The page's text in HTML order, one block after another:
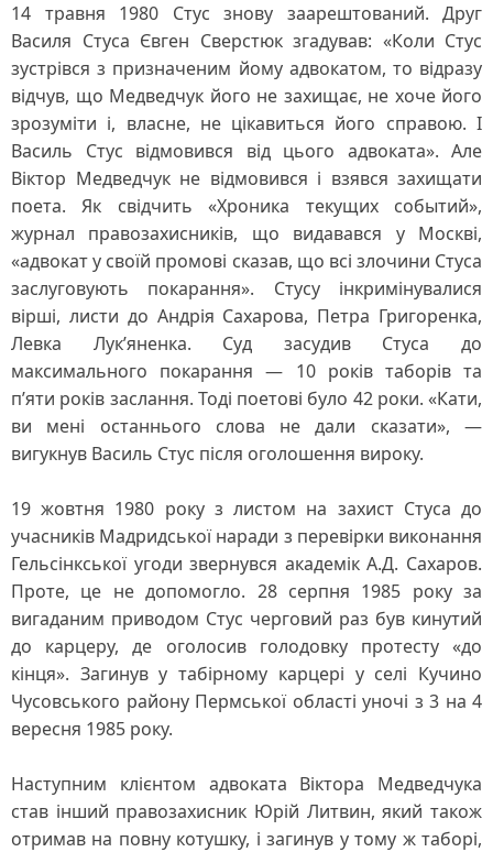
14 травня 1980 Стус знову заарештований. Друг
Василя Стуса Євген Сверстюк згадував: «Коли Стус
зустрівся з призначеним йому адвокатом, то відразу
відчув, що Медведчук його не захищає, не хоче його
зрозуміти і, власне, не цікавиться його справою. І
Василь Стус відмовився від цього адвоката». Але
Віктор Медведчук не відмовився і взявся захищати
поета. Як свідчить «Хроника текущих событий»,
журнал правозахисників, що видавався у Москві,
«адвокат у своїй промові сказав, що всі злочини Стуса
заслуговують покарання». Стусу інкримінувалися
вірші, листи до Андрія Сахарова, Петра Григоренка,
Левка Лук’яненка. Суд засудив Стуса до
максимального покарання — 10 років таборів та
п’яти років заслання. Тоді поетові було 42 роки. «Кати,
ви мені останнього слова не дали сказати», —
вигукнув Василь Стус після оголошення вироку.
19 жовтня 1980 року з листом на захист Стуса до
учасників Мадридської наради з перевірки виконання
Гельсінкської угоди звернувся академік А.Д. Сахаров.
Проте, це не допомогло. 28 серпня 1985 року за
вигаданим приводом Стус черговий раз був кинутий
до карцеру, де оголосив голодовку протесту «до
кінця». Загинув у табірному карцері у селі Кучино
Чусовського району Пермської області уночі з 3 на 4
вересня 1985 року.
Наступним клієнтом адвоката Віктора Медведчука
став інший правозахисник Юрій Литвин, який також
отримав на повну котушку, і загинув у тому ж таборі,